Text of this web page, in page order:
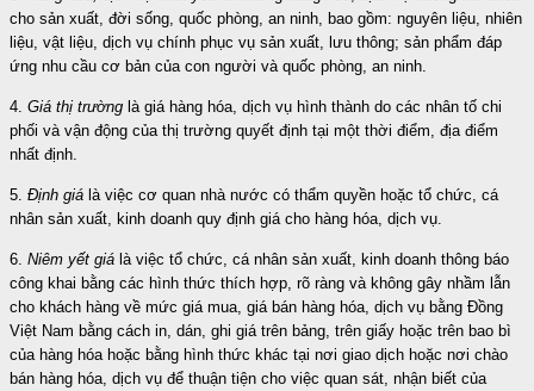
cho sản xuất, đời sống, quốc phòng, an ninh, bao gồm: nguyên liệu, nhiên
liệu, vật liệu, dịch vụ chính phục vụ sản xuất, lưu thông; sản phẩm đáp
ứng nhu cầu cơ bản của con người và quốc phòng, an ninh.
4. Giá thị trường là giá hàng hóa, dịch vụ hình thành do các nhân tố chi
phối và vận động của thị trường quyết định tại một thời điểm, địa điểm
nhất định.
5. Định giá là việc cơ quan nhà nước có thẩm quyền hoặc tổ chức, cá
nhân sản xuất, kinh doanh quy định giá cho hàng hóa, dịch vụ.
6. Niêm yết giá là việc tổ chức, cá nhân sản xuất, kinh doanh thông báo
công khai bằng các hình thức thích hợp, rõ ràng và không gây nhầm lẫn
cho khách hàng về mức giá mua, giá bán hàng hóa, dịch vụ bằng Đồng
Việt Nam bằng cách in, dán, ghi giá trên bảng, trên giấy hoặc trên bao bì
của hàng hóa hoặc bằng hình thức khác tại nơi giao dịch hoặc nơi chào
bán hàng hóa, dịch vụ để thuận tiện cho việc quan sát, nhận biết của